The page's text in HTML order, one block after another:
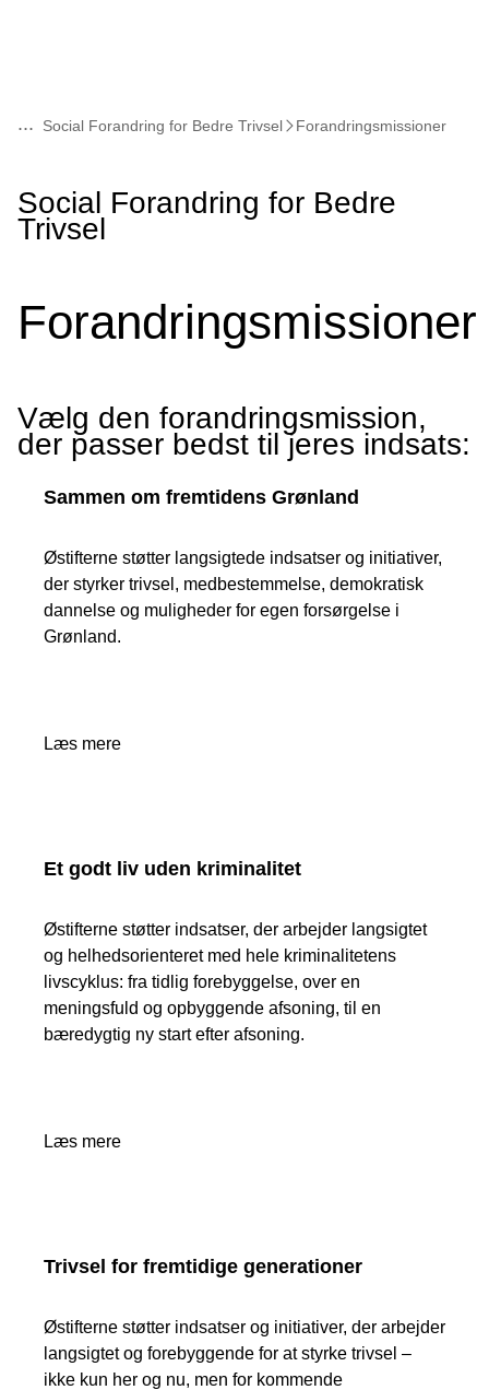
... Social Forandring for Bedre Trivsel Forandringsmissioner
Read
more
Social Forandring for Bedre
Trivsel
Forandringsmissioner
Vælg den forandringsmission,
der passer bedst til jeres indsats:
Sammen om fremtidens Grønland
Østifterne støtter langsigtede indsatser og initiativer,
der styrker trivsel, medbestemmelse, demokratisk
dannelse og muligheder for egen forsørgelse i
Grønland.
Læs mere
Et godt liv uden kriminalitet
Østifterne støtter indsatser, der arbejder langsigtet
og helhedsorienteret med hele kriminalitetens
livscyklus: fra tidlig forebyggelse, over en
meningsfuld og opbyggende afsoning, til en
bæredygtig ny start efter afsoning.
Læs mere
Trivsel for fremtidige generationer
Østifterne støtter indsatser og initiativer, der arbejder
langsigtet og forebyggende for at styrke trivsel –
ikke kun her og nu, men for kommende